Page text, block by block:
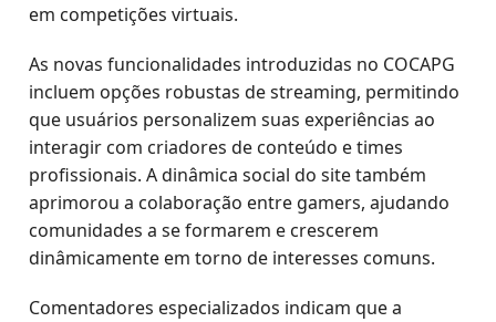
em competições virtuais.
As novas funcionalidades introduzidas no COCAPG
incluem opções robustas de streaming, permitindo
que usuários personalizem suas experiências ao
interagir com criadores de conteúdo e times
profissionais. A dinâmica social do site também
aprimorou a colaboração entre gamers, ajudando
comunidades a se formarem e crescerem
dinâmicamente em torno de interesses comuns.
Comentadores especializados indicam que a